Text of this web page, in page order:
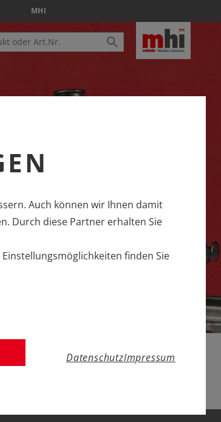
Auch können wir Ihnen damit
Durch diese Partner erhalten Sie
finden Sie
DatenschutzImpressum
MHI